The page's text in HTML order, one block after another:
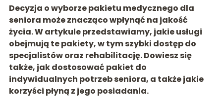
Decyzja o wyborze pakietu medycznego dla
seniora może znacząco wpłynąć na jakość
życia. W artykule przedstawiamy, jakie usługi
obejmują te pakiety, w tym szybki dostęp do
specjalistów oraz rehabilitację. Dowiesz się
także, jak dostosować pakiet do
indywidualnych potrzeb seniora, a także jakie
korzyści płyną z jego posiadania.